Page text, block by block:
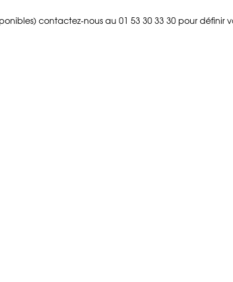
contactez-nous au 01 53 30 33 30 pour définir